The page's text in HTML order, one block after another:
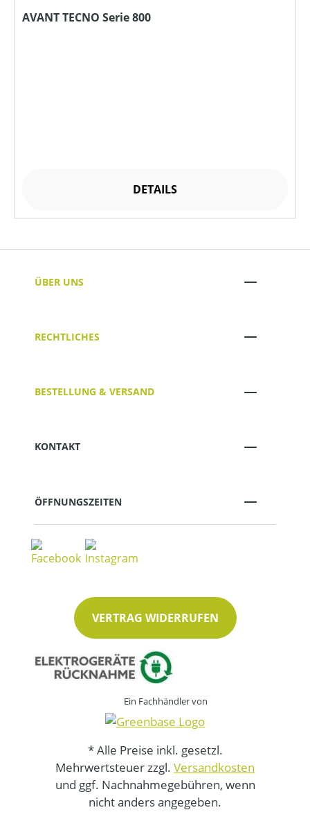
AVANT TECNO Serie 800
DETAILS
ÜBER UNS
RECHTLICHES
BESTELLUNG & VERSAND
KONTAKT
ÖFFNUNGSZEITEN
VERTRAG WIDERRUFEN
Ein Fachhändler von
* Alle Preise inkl. gesetzl.
Mehrwertsteuer zzgl. Versandkosten
und ggf. Nachnahmegebühren, wenn
nicht anders angegeben.